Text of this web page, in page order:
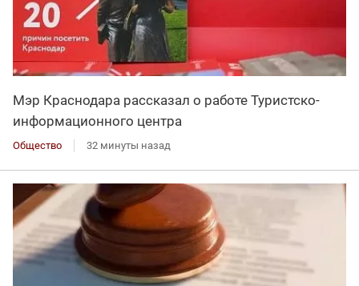
Мэр Краснодара рассказал о работе Туристско-
информационного центра
Общество 32 минуты назад